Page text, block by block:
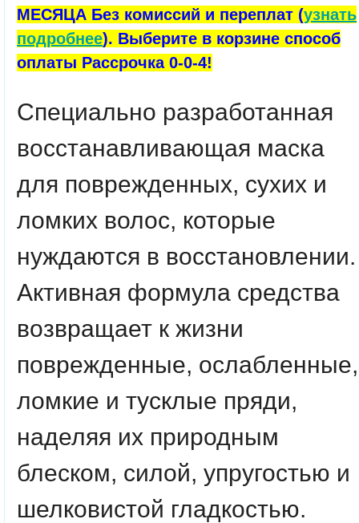
МЕСЯЦА Без комиссий и переплат (узнать
подробнее). Выберите в корзине способ
оплаты Рассрочка 0-0-4!
Специально разработанная
восстанавливающая маска
для поврежденных, сухих и
ломких волос, которые
нуждаются в восстановлении.
Активная формула средства
возвращает к жизни
поврежденные, ослабленные,
ломкие и тусклые пряди,
наделяя их природным
блеском, силой, упругостью и
шелковистой гладкостью.